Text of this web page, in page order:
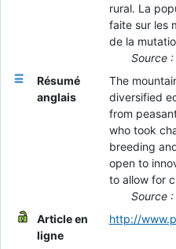
rural. La
faite sur les
de la
Source
Résumé
anglais
The
diversified
from
who took
breeding
open to
to allow for
Source
Article en
ligne
http://